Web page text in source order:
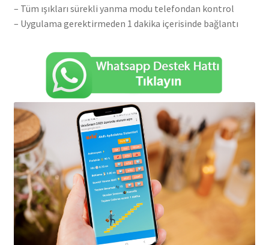
– Tüm ışıkları sürekli yanma modu telefondan kontrol
– Uygulama gerektirmeden 1 dakika içerisinde bağlantı